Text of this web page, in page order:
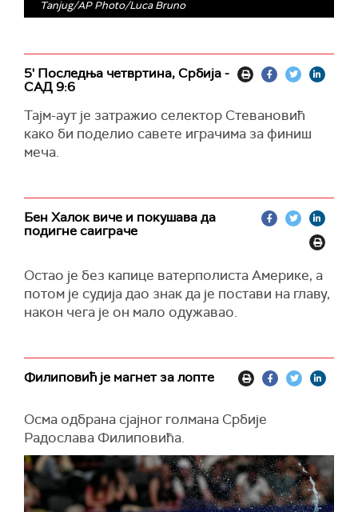
Tanjug/AP Photo/Luca Bruno
5' Последња четвртина, Србија -
САД 9:6
Тајм-аут је затражио селектор Стевановић
како би поделио савете играчима за финиш
меча.
Бен Халок виче и покушава да
подигне саиграче
Остао је без капице ватерполиста Америке, а
потом је судија дао знак да је постави на главу,
након чега је он мало одужавао.
Филиповић је магнет за лопте
Осма одбрана сјајног голмана Србије
Радослава Филиповића.